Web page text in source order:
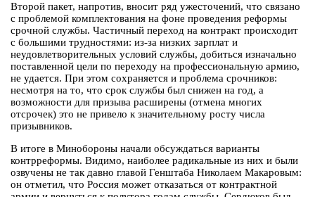
Второй пакет, напротив, вносит ряд ужесточений, что связано
с проблемой комплектования на фоне проведения реформы
срочной службы. Частичный переход на контракт происходит
с большими трудностями: из-за низких зарплат и
неудовлетворительных условий службы, добиться изначально
поставленной цели по переходу на профессиональную армию,
не удается. При этом сохраняется и проблема срочников:
несмотря на то, что срок службы был снижен на год, а
возможности для призыва расширены (отмена многих
отсрочек) это не привело к значительному росту числа
призывников.
В итоге в Минобороны начали обсуждаться варианты
контрреформы. Видимо, наиболее радикальные из них и были
озвучены не так давно главой Генштаба Николаем Макаровым:
он отметил, что Россия может отказаться от контрактной